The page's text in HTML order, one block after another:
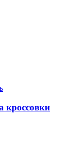
кроссовки